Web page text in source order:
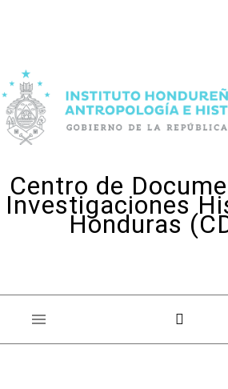
Centro de
Investigaciones
Honduras